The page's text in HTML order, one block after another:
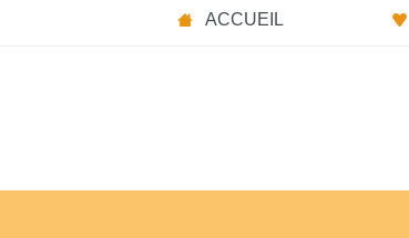
ACCUEIL
Panneau de gestion des cookies